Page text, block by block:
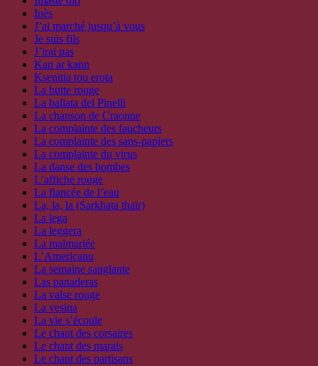
Inès
J’ai marché jusqu’à vous
Je suis fils
J’irai pas
Kan ar kann
Ksenitia tou erota
La butte rouge
La ballata del Pinelli
La chanson de Craonne
La complainte des faucheurs
La complainte des sans-papiers
La complainte du virus
La danse des bombes
L’affiche rouge
La fiancée de l’eau
La, la, la (Sarkhata thaïr)
La lega
La leggera
La malmariée
L’Americanu
La semaine sanglante
Las panaderas
La valse rouge
La vesina
La vie s’écoule
Le chant des corsaires
Le chant des marais
Le chant des partisans